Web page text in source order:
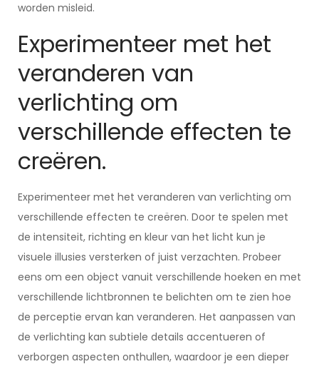
worden misleid.
Experimenteer met het
veranderen van
verlichting om
verschillende effecten te
creëren.
Experimenteer met het veranderen van verlichting om
verschillende effecten te creëren. Door te spelen met
de intensiteit, richting en kleur van het licht kun je
visuele illusies versterken of juist verzachten. Probeer
eens om een object vanuit verschillende hoeken en met
verschillende lichtbronnen te belichten om te zien hoe
de perceptie ervan kan veranderen. Het aanpassen van
de verlichting kan subtiele details accentueren of
verborgen aspecten onthullen, waardoor je een dieper